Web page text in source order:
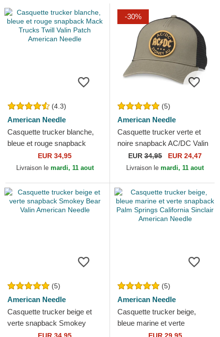
(4.3)
American Needle
Casquette trucker blanche,
bleue et rouge snapback
Mack Trucks Twill Valin
Patch American Needle
EUR 34,95
Livraison le mardi, 11 aout
-30%
(5)
American Needle
Casquette trucker verte et
noire snapback AC/DC Valin
American Needle
EUR 34,95 EUR 24,47
Livraison le mardi, 11 aout
(5)
American Needle
Casquette trucker beige et
verte snapback Smokey
Bear Valin American Needle
(5)
American Needle
Casquette trucker beige,
bleue marine et verte
snapback Palm Springs